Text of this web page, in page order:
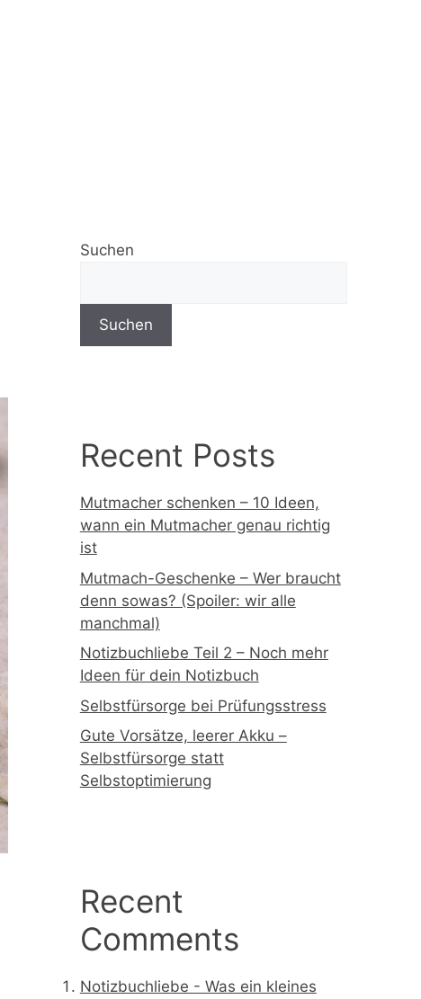
Suchen
Suchen
Recent Posts
Mutmacher schenken – 10 Ideen,
wann ein Mutmacher genau richtig
ist
Mutmach-Geschenke – Wer braucht
denn sowas? (Spoiler: wir alle
manchmal)
Notizbuchliebe Teil 2 – Noch mehr
Ideen für dein Notizbuch
Selbstfürsorge bei Prüfungsstress
Gute Vorsätze, leerer Akku –
Selbstfürsorge statt
Selbstoptimierung
Recent
Comments
Notizbuchliebe - Was ein kleines